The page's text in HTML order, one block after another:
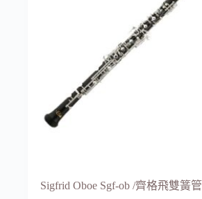
Sigfrid Oboe Sgf-ob /齊格飛雙簧管